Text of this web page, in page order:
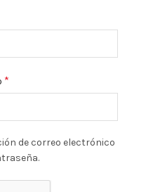
*
de correo electrónico